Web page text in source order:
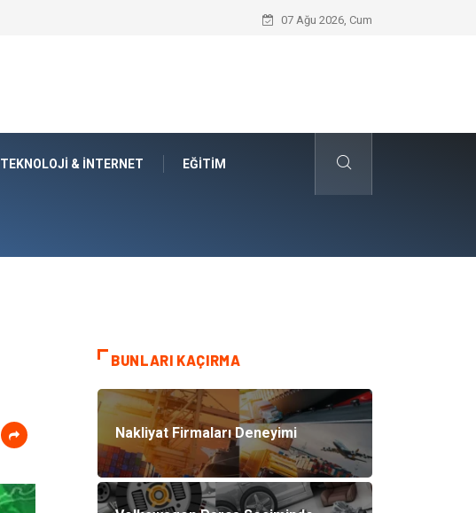
Best Wedding Photographer in Turkey
07 Ağu 2026, Cum
TEKNOLOJI & İNTERNET EĞITIM
BUNLARI KAÇIRMA
Nakliyat Firmaları Deneyimi